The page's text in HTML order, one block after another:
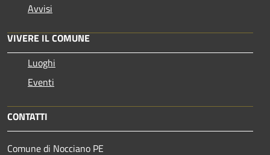
Avvisi
VIVERE IL COMUNE
Luoghi
Eventi
CONTATTI
Comune di Nocciano PE